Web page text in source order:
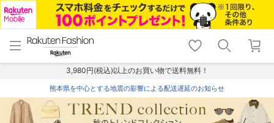
menu home
トップ
shopping_cart lock_outline
ログイン
3,980円(税込)以上のお買い物で送料無料！
熊本県を中心とする地震の影響による配送遅延のお知らせ